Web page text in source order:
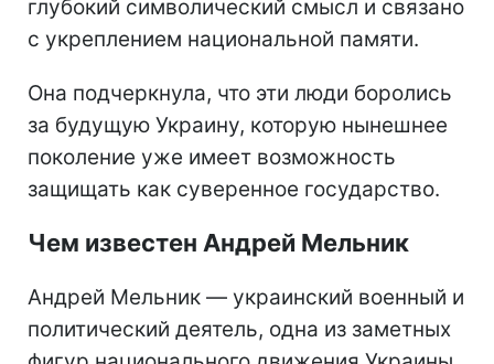
глубокий символический смысл и связано
с укреплением национальной памяти.
Она подчеркнула, что эти люди боролись
за будущую Украину, которую нынешнее
поколение уже имеет возможность
защищать как суверенное государство.
Чем известен Андрей Мельник
Андрей Мельник — украинский военный и
политический деятель, одна из заметных